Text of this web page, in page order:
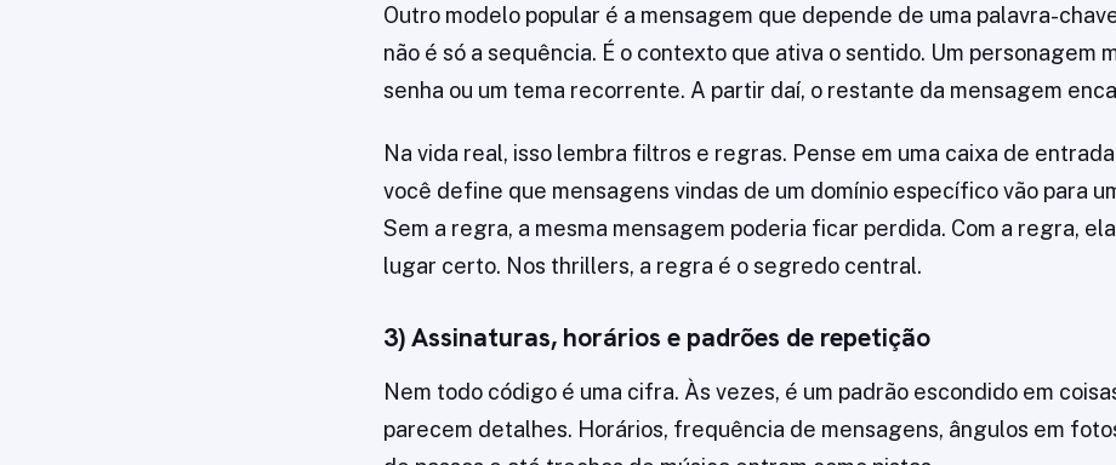
Outro modelo popular é a mensagem que depende de uma palavra-
não é só a sequência. É o contexto que ativa o sentido. Um personagem
senha ou um tema recorrente. A partir daí, o restante da mensagem
Na vida real, isso lembra filtros e regras. Pense em uma caixa de
você define que mensagens vindas de um domínio específico vão para
Sem a regra, a mesma mensagem poderia ficar perdida. Com a regra,
lugar certo. Nos thrillers, a regra é o segredo central.
3) Assinaturas, horários e padrões de repetição
Nem todo código é uma cifra. Às vezes, é um padrão escondido em
parecem detalhes. Horários, frequência de mensagens, ângulos em